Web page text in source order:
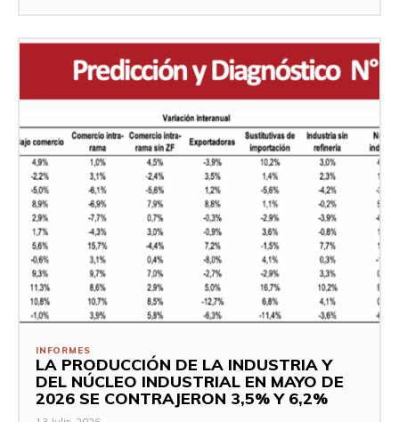
INFORMES
LA PRODUCCIÓN DE LA INDUSTRIA Y
DEL NÚCLEO INDUSTRIAL EN MAYO DE
2026 SE CONTRAJERON 3,5% Y 6,2%